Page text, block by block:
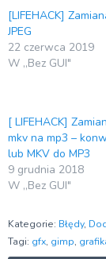
[LIFEHACK]
JPEG
22 czerwca 2019
W „Bez GUI"
[ LIFEHACK]
mkv na mp3 –
lub MKV do MP3
9 grudnia 2018
W „Bez GUI"
Kategorie: Błędy,
Tagi: gfx, gimp,